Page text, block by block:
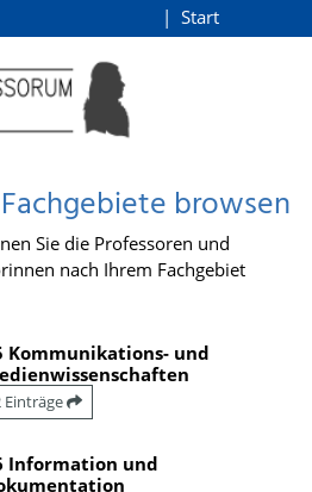
Start
browsen
Sie die Professoren und
nach Ihrem Fachgebiet
Kommunikations- und
Einträge
Information und